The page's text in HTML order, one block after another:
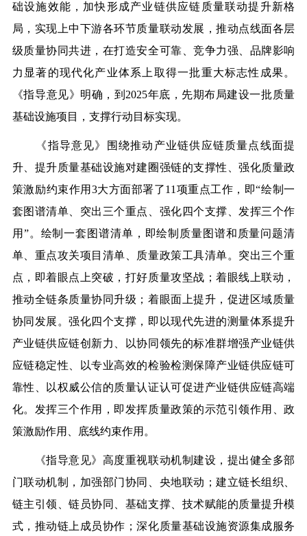
础设施效能，加快形成产业链供应链质量联动提升新格
局，实现上中下游各环节质量联动发展，推动点线面各层
级质量协同共进，在打造安全可靠、竞争力强、品牌影响
力显著的现代化产业体系上取得一批重大标志性成果。
《指导意见》明确，到2025年底，先期布局建设一批质量
基础设施项目，支撑行动目标实现。
《指导意见》围绕推动产业链供应链质量点线面提
升、提升质量基础设施对建圈强链的支撑性、强化质量政
策激励约束作用3大方面部署了11项重点工作，即“绘制一
套图谱清单、突出三个重点、强化四个支撑、发挥三个作
用”。绘制一套图谱清单，即绘制质量图谱和质量问题清
单、重点攻关项目清单、质量政策工具清单。突出三个重
点，即着眼点上突破，打好质量攻坚战；着眼线上联动，
推动全链条质量协同升级；着眼面上提升，促进区域质量
协同发展。强化四个支撑，即以现代先进的测量体系提升
产业链供应链创新力、以协同领先的标准群增强产业链供
应链稳定性、以专业高效的检验检测保障产业链供应链可
靠性、以权威公信的质量认证认可促进产业链供应链高端
化。发挥三个作用，即发挥质量政策的示范引领作用、政
策激励作用、底线约束作用。
《指导意见》高度重视联动机制建设，提出健全多部
门联动机制，加强部门协同、央地联动；建立链长组织、
链主引领、链员协同、基础支撑、技术赋能的质量提升模
式，推动链上成员协作；深化质量基础设施资源集成服务